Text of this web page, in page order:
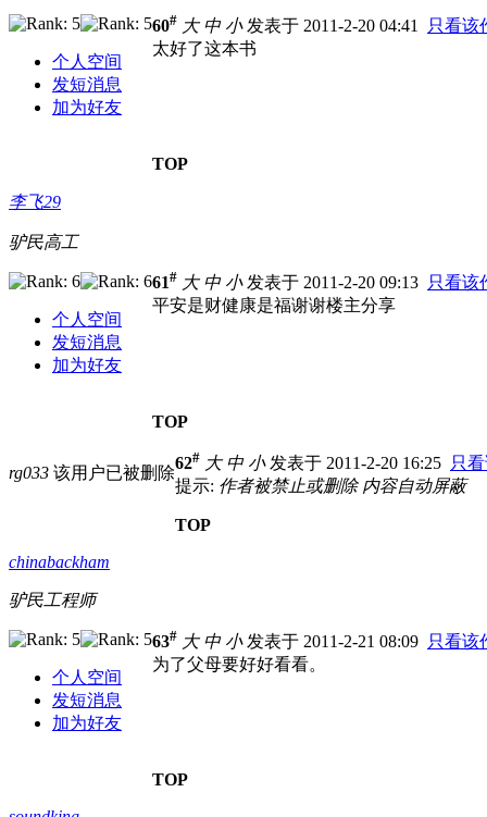
个人空间
发短消息
加为好友
60# 大 中 小发表于 2011-2-20 04:41
只看该
太好了这本书
TOP
李飞29
驴民高工
个人空间
发短消息
加为好友
61# 大 中 小发表于 2011-2-20 09:13 只看该
平安是财健康是福谢谢楼主分享
TOP
rg033 该用户已被删除
62# 大 中 小发表于 2011-2-20 16:25 只
提示: 作者被禁止或删除 内容自动屏蔽
TOP
chinabackham
驴民工程师
个人空间
发短消息
加为好友
63# 大 中 小发表于 2011-2-21 08:09 只看该
为了父母要好好看看。
TOP